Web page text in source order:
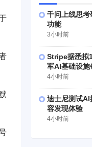
千问上线思
功能
3小时前
Stripe据悉拟
军AI基础设施
4小时前
迪士尼测试AI
容发现体验
4小时前